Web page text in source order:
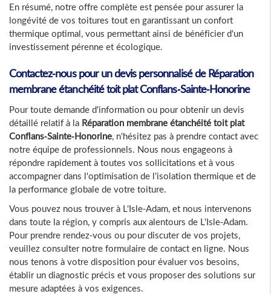
En résumé, notre offre complète est pensée pour assurer la
longévité de vos toitures tout en garantissant un confort
thermique optimal, vous permettant ainsi de bénéficier d'un
investissement pérenne et écologique.
Contactez-nous pour un devis personnalisé deRéparation
membrane étanchéité toit plat Conflans-Sainte-Honorine
Pour toute demande d'information ou pour obtenir un devis
détaillé relatif à la Réparation membrane étanchéité toit plat
Conflans-Sainte-Honorine, n'hésitez pas à prendre contact avec
notre équipe de professionnels. Nous nous engageons à
répondre rapidement à toutes vos sollicitations et à vous
accompagner dans l'optimisation de l'isolation thermique et de
la performance globale de votre toiture.
Vous pouvez nous trouver à L'Isle-Adam, et nous intervenons
dans toute la région, y compris aux alentours de L'Isle-Adam.
Pour prendre rendez-vous ou pour discuter de vos projets,
veuillez consulter notre formulaire de contact en ligne. Nous
nous tenons à votre disposition pour évaluer vos besoins,
établir un diagnostic précis et vous proposer des solutions sur
mesure adaptées à vos exigences.